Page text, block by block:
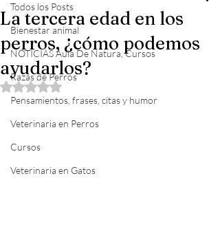
Todos los Posts
Bienestar animal
NOTICIAS Aula De Natura, Cursos
Razas de Perros
Pensamientos, frases, citas y humor
Veterinaria en Perros
Cursos
Veterinaria en Gatos
La tercera edad en los
perros, ¿cómo podemos
ayudarlos?
Obtuvo NaN de 5 estrellas.